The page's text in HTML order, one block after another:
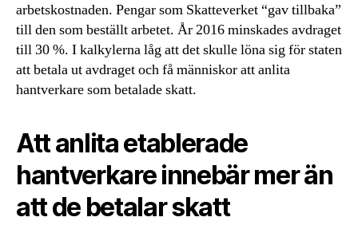
arbetskostnaden. Pengar som Skatteverket “gav tillbaka”
till den som beställt arbetet. År 2016 minskades avdraget
till 30 %. I kalkylerna låg att det skulle löna sig för staten
att betala ut avdraget och få människor att anlita
hantverkare som betalade skatt.
Att anlita etablerade
hantverkare innebär mer än
att de betalar skatt